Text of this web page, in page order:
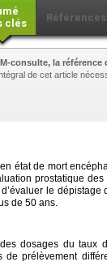
clés
Références
consulte, la
de cet article
état de mort
prostatique
d’évaluer le
de 50 ans.
dosages du taux
de prélèvement